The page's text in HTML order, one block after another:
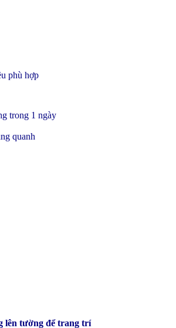
phù hợp
trong 1 ngày
quanh
lên tường để trang trí